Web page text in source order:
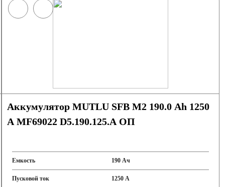
Аккумулятор MUTLU SFB M2 190.0 Ah 1250
A MF69022 D5.190.125.A ОП
Емкость 190 Ач
Пусковой ток 1250 А